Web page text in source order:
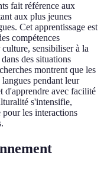
fait référence aux
aux plus jeunes
Cet apprentissage est
compétences
sensibiliser à la
des situations
montrent que les
pendant leur
d'apprendre avec facilité
s'intensifie,
les interactions